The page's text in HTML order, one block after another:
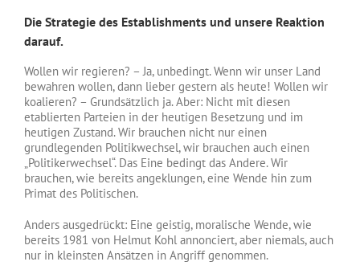
Die Strategie des Establishments und unsere Reaktion
darauf.
Wollen wir regieren? – Ja, unbedingt. Wenn wir unser Land
bewahren wollen, dann lieber gestern als heute! Wollen wir
koalieren? – Grundsätzlich ja. Aber: Nicht mit diesen
etablierten Parteien in der heutigen Besetzung und im
heutigen Zustand. Wir brauchen nicht nur einen
grundlegenden Politikwechsel, wir brauchen auch einen
„Politikerwechsel“. Das Eine bedingt das Andere. Wir
brauchen, wie bereits angeklungen, eine Wende hin zum
Primat des Politischen.
Anders ausgedrückt: Eine geistig, moralische Wende, wie
bereits 1981 von Helmut Kohl annonciert, aber niemals, auch
nur in kleinsten Ansätzen in Angriff genommen.